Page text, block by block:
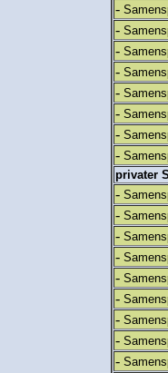
-
-
-
-
-
-
-
-
privater
-
-
-
-
-
-
-
-
-